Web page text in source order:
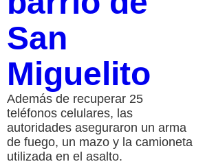
San
Miguelito
Además de recuperar 25
teléfonos celulares, las
autoridades aseguraron un arma
de fuego, un mazo y la camioneta
utilizada en el asalto.